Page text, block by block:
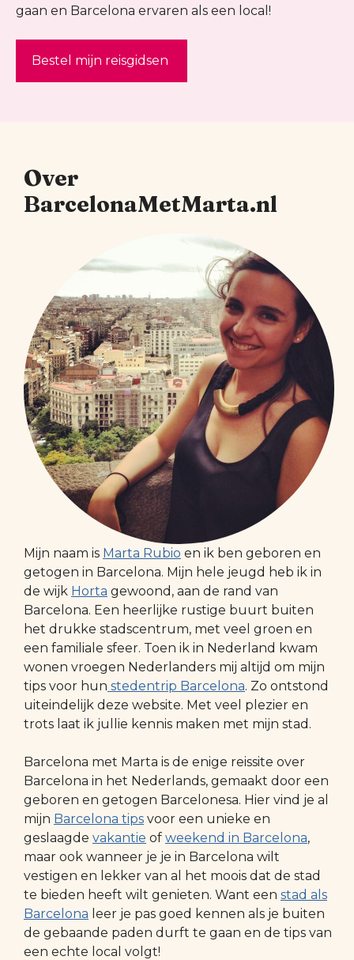
gaan en Barcelona ervaren als een local!
Bestel mijn reisgidsen
Over
BarcelonaMetMarta.nl
Mijn naam is Marta Rubio en ik ben geboren en
getogen in Barcelona. Mijn hele jeugd heb ik in
de wijk Horta gewoond, aan de rand van
Barcelona. Een heerlijke rustige buurt buiten
het drukke stadscentrum, met veel groen en
een familiale sfeer. Toen ik in Nederland kwam
wonen vroegen Nederlanders mij altijd om mijn
tips voor hun stedentrip Barcelona. Zo ontstond
uiteindelijk deze website. Met veel plezier en
trots laat ik jullie kennis maken met mijn stad.
Barcelona met Marta is de enige reissite over
Barcelona in het Nederlands, gemaakt door een
geboren en getogen Barcelonesa. Hier vind je al
mijn Barcelona tips voor een unieke en
geslaagde vakantie of weekend in Barcelona,
maar ook wanneer je je in Barcelona wilt
vestigen en lekker van al het moois dat de stad
te bieden heeft wilt genieten. Want een stad als
Barcelona leer je pas goed kennen als je buiten
de gebaande paden durft te gaan en de tips van
een echte local volgt!